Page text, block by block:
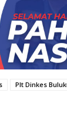
Plt Dinkes